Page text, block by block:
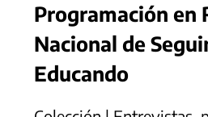
Programación en
Nacional de
Educando